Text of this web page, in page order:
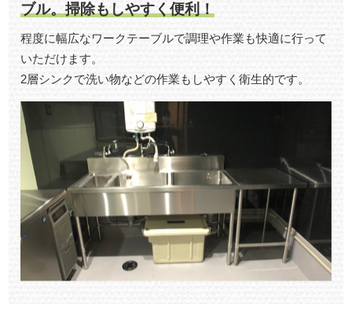
ブル。掃除もしやすく便利！
程度に幅広なワークテーブルで調理や作業も快適に行って
いただけます。
2層シンクで洗い物などの作業もしやすく衛生的です。